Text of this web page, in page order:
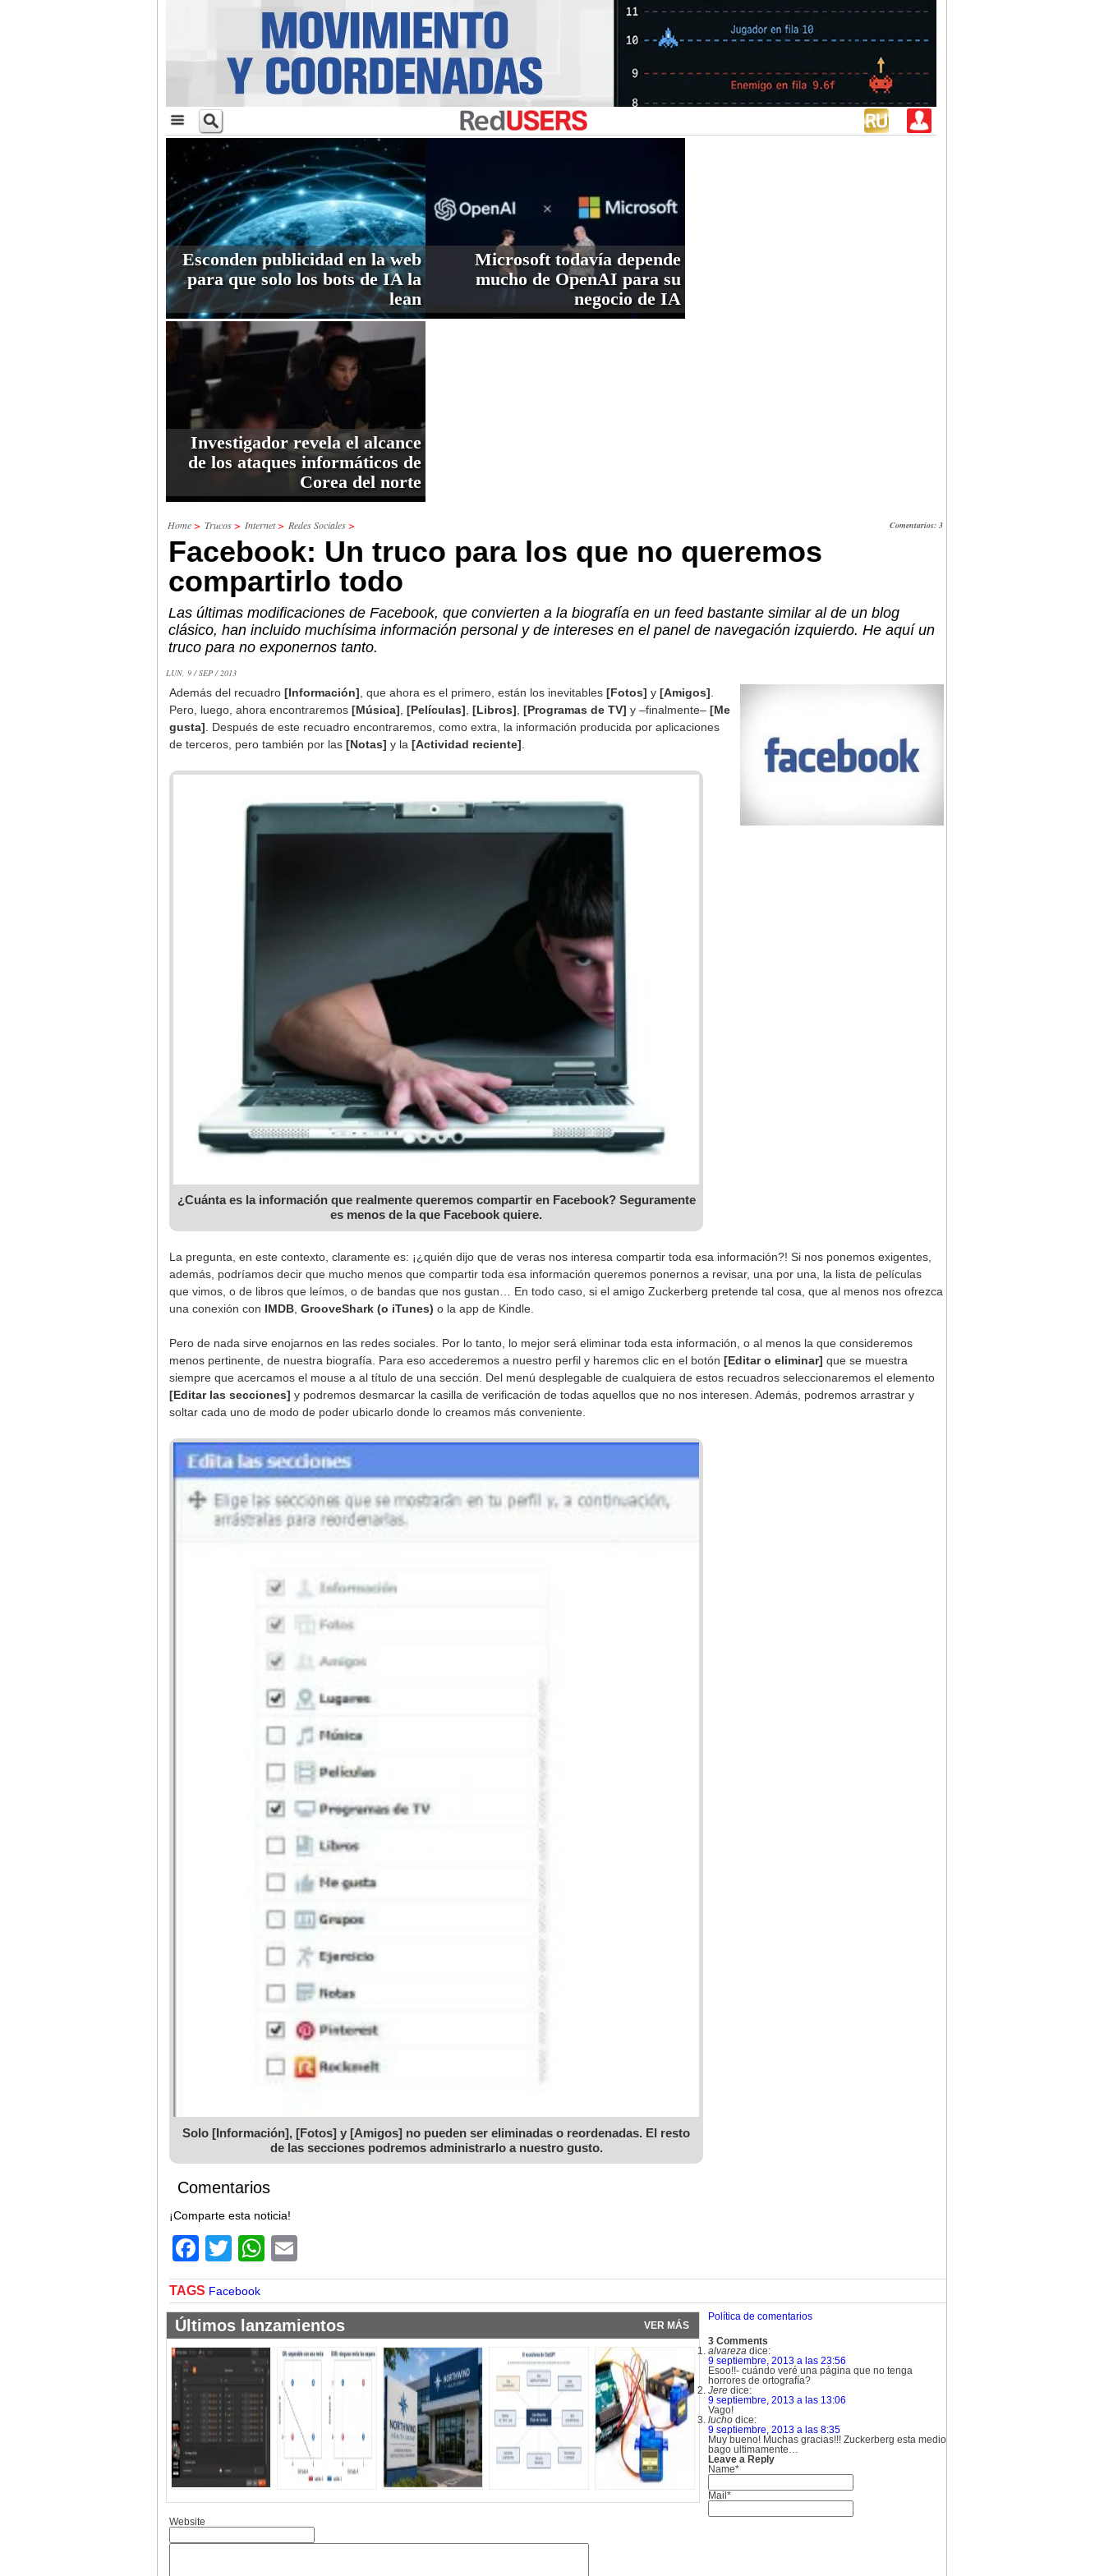
Esconden publicidad en la web
para que solo los bots de IA la
lean
Microsoft todavía depende
mucho de OpenAI para su
negocio de IA
Investigador revela el alcance
de los ataques informáticos de
Corea del norte
Home> Trucos> Internet> Redes Sociales> Comentarios: 3
Facebook: Un truco para los que no queremos
compartirlo todo
Las últimas modificaciones de Facebook, que convierten a la biografía en un feed bastante similar al de un blog
clásico, han incluido muchísima información personal y de intereses en el panel de navegación izquierdo. He aquí un
truco para no exponernos tanto.
LUN, 9 / SEP / 2013
Además del recuadro [Información] , que ahora es el primero, están los inevitables [Fotos] y [Amigos]
Pero, luego, ahora encontraremos [Música] [Películas] [Libros] [Programas de TV] y –finalmente– [Me
gusta] . Después de este recuadro encontraremos, como extra, la información producida por aplicaciones
de terceros, pero también por las [Notas] y la [Actividad reciente]
¿Cuánta es la información que realmente queremos compartir en Facebook? Seguramente
es menos de la que Facebook quiere.
La pregunta, en este contexto, claramente es: ¡¿quién dijo que de veras nos interesa compartir toda esa información?! Si nos ponemos exigentes,
además, podríamos decir que mucho menos que compartir toda esa información queremos ponernos a revisar, una por una, la lista de películas
que vimos, o de libros que leímos, o de bandas que nos gustan… En todo caso, si el amigo Zuckerberg pretende tal cosa, que al menos nos ofrezca
una conexión con IMDB GrooveShark (o iTunes) o la app de Kindle.
Pero de nada sirve enojarnos en las redes sociales. Por lo tanto, lo mejor será eliminar toda esta información, o al menos la que consideremos
menos pertinente, de nuestra biografía. Para eso accederemos a nuestro perfil y haremos clic en el botón [Editar o eliminar] que se muestra
siempre que acercamos el mouse a al título de una sección. Del menú desplegable de cualquiera de estos recuadros seleccionaremos el elemento
[Editar las secciones] y podremos desmarcar la casilla de verificación de todas aquellos que no nos interesen. Además, podremos arrastrar y
soltar cada uno de modo de poder ubicarlo donde lo creamos más conveniente.
Solo [Información], [Fotos] y [Amigos] no pueden ser eliminadas o reordenadas. El resto
de las secciones podremos administrarlo a nuestro gusto.
Comentarios
¡Comparte esta noticia!
Facebook
TwitterWhatsApp
TAGS Facebook
Últimos lanzamientos VER MÁS
Política de comentarios
3 Comments
alvareza dice:
9 septiembre, 2013 a las 23:56
Esoo!!- cuándo veré una página que no tenga
horrores de ortografía?
Jere dice:
9 septiembre, 2013 a las 13:06
Vago!
lucho dice:
9 septiembre, 2013 a las 8:35
Muy bueno! Muchas gracias!!! Zuckerberg esta medio
bago ultimamente…
Leave a Reply
Name*
Mail*
Website